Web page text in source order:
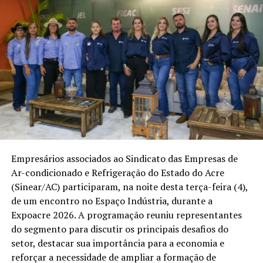
Entre os setores analisados estão agronegócio,
indústria, tecnologia, infraestrutura e energias
renováveis. A delegação também demonstrou interesse
em projetos de construção de unidades industriais,
fabricação de estruturas metálicas e equipamentos
ligados à geração de energia solar.
Produtos como carne bovina, carne suína, castanha,
açaí e café robusta amazônico estão entre as
mercadorias com possibilidade de ampliar espaço no
apresentada como alternativa de médio prazo para
novos negócios.
Um dos integrantes da comitiva, Yang Huajun, afirmou
que a capacidade industrial e tecnológica chinesa pode
ser combinada com a produção agropecuária do Acre. A
missão busca identificar projetos que possam resultar
em parcerias comerciais, investimentos e fornecimento
Empresários associados ao Sindicato das Empresas de
Ar-condicionado e Refrigeração do Estado do Acre
(Sinear/AC) participaram, na noite desta terça-feira (4),
de um encontro no Espaço Indústria, durante a
Expoacre 2026. A programação reuniu representantes
do segmento para discutir os principais desafios do
setor, destacar sua importância para a economia e
reforçar a necessidade de ampliar a formação de